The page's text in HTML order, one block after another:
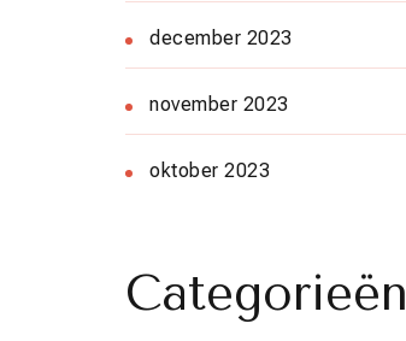
december 2023
november 2023
oktober 2023
Categorieën